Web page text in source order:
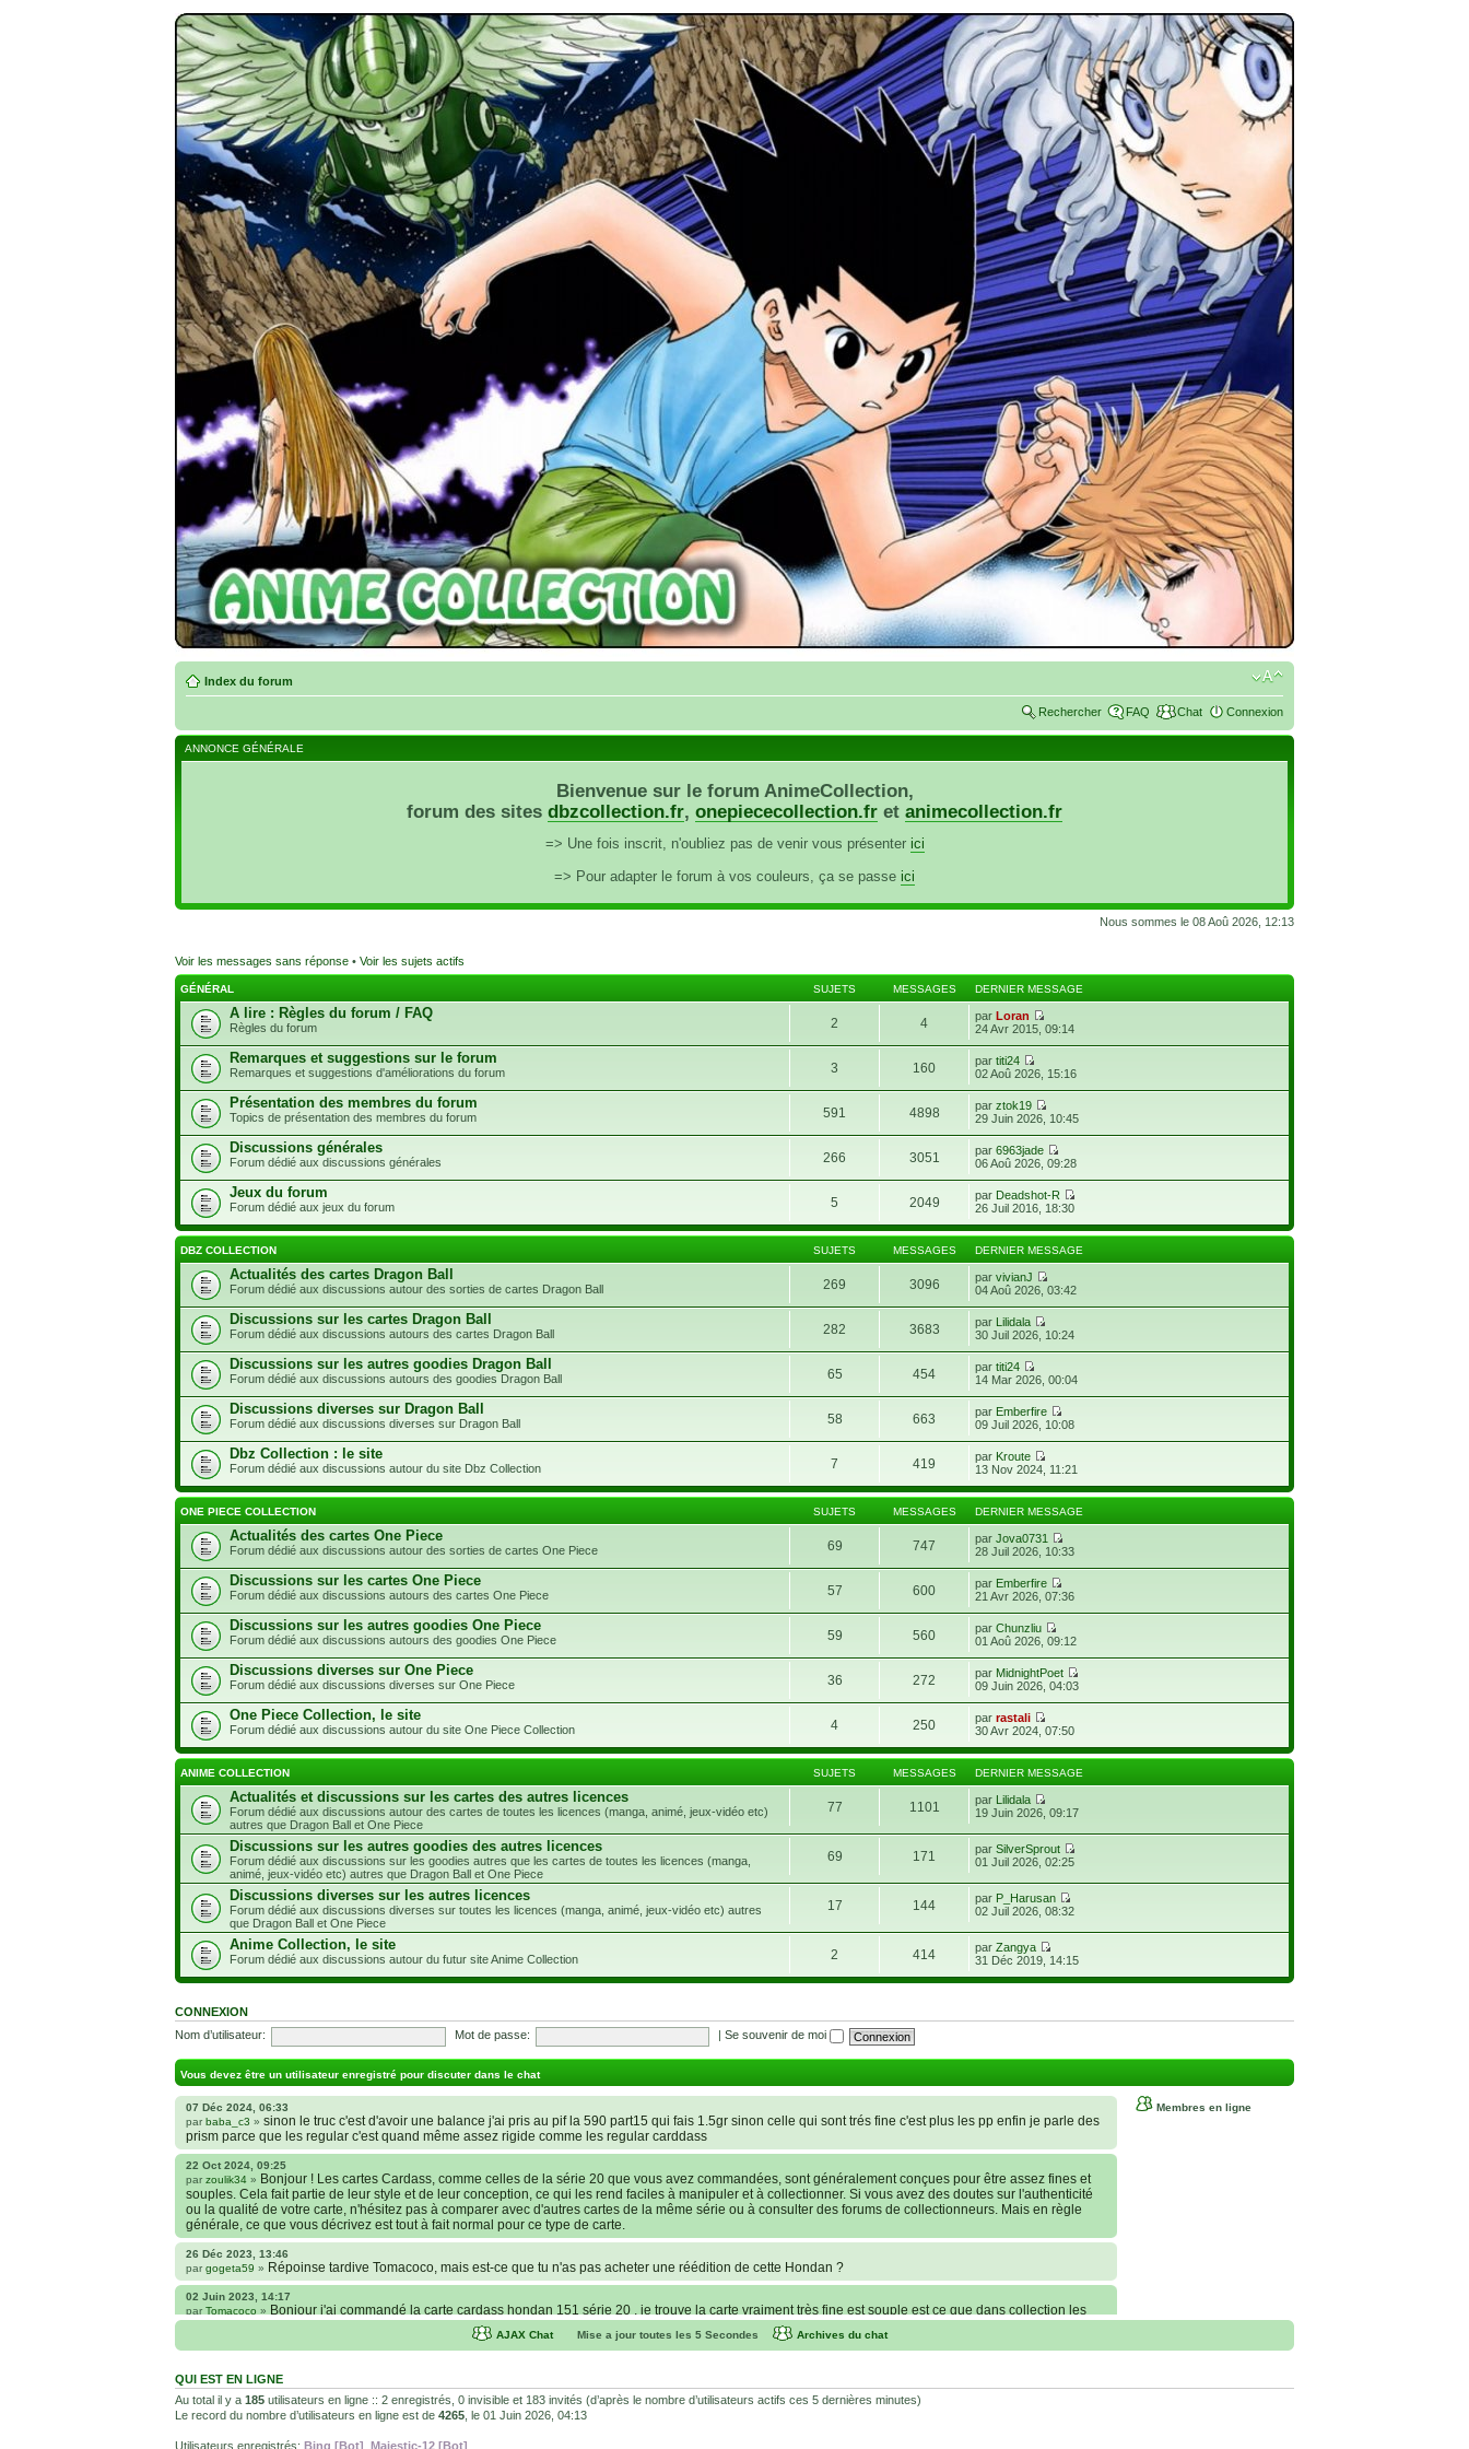
Index du forum
Rechercher FAQ Chat Connexion
ANNONCE GÉNÉRALE
Bienvenue sur le forum AnimeCollection,
forum des sites dbzcollection.fr, onepiececollection.fr et animecollection.fr
=> Une fois inscrit, n'oubliez pas de venir vous présenter ici
=> Pour adapter le forum à vos couleurs, ça se passe ici
Nous sommes le 08 Aoû 2026, 12:13
Voir les messages sans réponse • Voir les sujets actifs
GÉNÉRAL SUJETS MESSAGES DERNIER MESSAGE
A lire : Règles du forum / FAQ
Règles du forum 2 4 parLoran
24 Avr 2015, 09:14
Remarques et suggestions sur le forum
Remarques et suggestions d'améliorations du forum 3 160 partiti24
02 Aoû 2026, 15:16
Présentation des membres du forum
Topics de présentation des membres du forum 591 4898 parztok19
29 Juin 2026, 10:45
Discussions générales
Forum dédié aux discussions générales 266 3051 par6963jade
06 Aoû 2026, 09:28
Jeux du forum
Forum dédié aux jeux du forum 5 2049 par Deadshot-R
26 Juil 2016, 18:30
DBZ COLLECTION SUJETS MESSAGES DERNIER MESSAGE
Actualités des cartes Dragon Ball
Forum dédié aux discussions autour des sorties de cartes Dragon Ball 269 3096 parvivianJ
04 Aoû 2026, 03:42
Discussions sur les cartes Dragon Ball
Forum dédié aux discussions autours des cartes Dragon Ball 282 3683 par Lilidala
30 Juil 2026, 10:24
Discussions sur les autres goodies Dragon Ball
Forum dédié aux discussions autours des goodies Dragon Ball 65 454 partiti24
14 Mar 2026, 00:04
Discussions diverses sur Dragon Ball
Forum dédié aux discussions diverses sur Dragon Ball 58 663 par Emberfire
09 Juil 2026, 10:08
Dbz Collection : le site
Forum dédié aux discussions autour du site Dbz Collection 7 419 par Kroute
13 Nov 2024, 11:21
ONE PIECE COLLECTION SUJETS MESSAGES DERNIER MESSAGE
Actualités des cartes One Piece
Forum dédié aux discussions autour des sorties de cartes One Piece 69 747 parJova0731
28 Juil 2026, 10:33
Discussions sur les cartes One Piece
Forum dédié aux discussions autours des cartes One Piece 57 600 par Emberfire
21 Avr 2026, 07:36
Discussions sur les autres goodies One Piece
Forum dédié aux discussions autours des goodies One Piece 59 560 parChunzliu
01 Aoû 2026, 09:12
Discussions diverses sur One Piece
Forum dédié aux discussions diverses sur One Piece 36 272 par MidnightPoet
09 Juin 2026, 04:03
One Piece Collection, le site
Forum dédié aux discussions autour du site One Piece Collection 4 250 parrastali
30 Avr 2024, 07:50
ANIME COLLECTION SUJETS MESSAGES DERNIER MESSAGE
Actualités et discussions sur les cartes des autres licences
Forum dédié aux discussions autour des cartes de toutes les licences (manga, animé, jeux-vidéo etc)
autres que Dragon Ball et One Piece
77 1101 par Lilidala
19 Juin 2026, 09:17
Discussions sur les autres goodies des autres licences
Forum dédié aux discussions sur les goodies autres que les cartes de toutes les licences (manga,
animé, jeux-vidéo etc) autres que Dragon Ball et One Piece
69 171 parSilverSprout
01 Juil 2026, 02:25
Discussions diverses sur les autres licences
Forum dédié aux discussions diverses sur toutes les licences (manga, animé, jeux-vidéo etc) autres
que Dragon Ball et One Piece
17 144 par P_Harusan
02 Juil 2026, 08:32
Anime Collection, le site
Forum dédié aux discussions autour du futur site Anime Collection 2 414 parZangya
31 Déc 2019, 14:15
CONNEXION
Nom d’utilisateur:
Mot de passe: |Se souvenir de moi
Vous devez être un utilisateur enregistré pour discuter dans le chat
07 Déc 2024, 06:33
par baba_c3 » sinon le truc c'est d'avoir une balance j'ai pris au pif la 590 part15 qui fais 1.5gr sinon celle qui sont trés fine c'est plus les pp enfin je parle des
prism parce que les regular c'est quand même assez rigide comme les regular carddass
22 Oct 2024, 09:25
par zoulik34 » Bonjour ! Les cartes Cardass, comme celles de la série 20 que vous avez commandées, sont généralement conçues pour être assez fines et
souples. Cela fait partie de leur style et de leur conception, ce qui les rend faciles à manipuler et à collectionner. Si vous avez des doutes sur l'authenticité
ou la qualité de votre carte, n'hésitez pas à comparer avec d'autres cartes de la même série ou à consulter des forums de collectionneurs. Mais en règle
générale, ce que vous décrivez est tout à fait normal pour ce type de carte.
26 Déc 2023, 13:46
par gogeta59 » Répoinse tardive Tomacoco, mais est-ce que tu n'as pas acheter une réédition de cette Hondan ?
02 Juin 2023, 14:17
par Tomacoco » Bonjour j'ai commandé la carte cardass hondan 151 série 20 , je trouve la carte vraiment très fine est souple est ce que dans collection les
carte sont censées être comme je la décrit ?
24 Oct 2022, 13:37
voulais savoir si les sites Kaionation, Fanatic anime store et Favor GK sont fiables et sécures ? C’est la première fois que je commanderai une statue sur
internet et je sais qu’il y a énormément de sites malhonnêtes (arnaques, contrefaçons, SAV inexistant, etc.) Merci pour votre aide et vos conseils !
parLuuTrongTien»backside
Membres en ligne
AJAX Chat Mise a jour toutes les5 Secondes Archives du chat
QUI EST EN LIGNE
Au total il y a 185 utilisateurs en ligne :: 2 enregistrés, 0 invisible et 183 invités (d’après le nombre d’utilisateurs actifs ces 5 dernières minutes)
Le record du nombre d’utilisateurs en ligne est de 4265 , le 01 Juin 2026, 04:13
Utilisateurs enregistrés: Bing [Bot] Majestic-12 [Bot]